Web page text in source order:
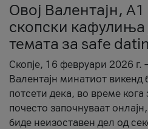
Овој Валентајн,
скопски кафулиња
темата за safe
Скопје, 16 февруари 2026
Валентајн минатиот
потсети дека, во време
почесто започнуваат
биде неизоставен дел од